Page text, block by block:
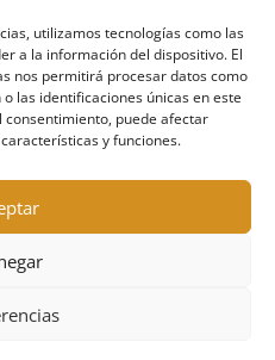
utilizamos tecnologías como las
a la información del dispositivo. El
nos permitirá procesar datos como
las identificaciones únicas en este
puede afectar
y funciones.
CLÁSICA
PEQUEÑOS
Y POSTAS
ACERO
PLOMO
CAZA Y COMPACK